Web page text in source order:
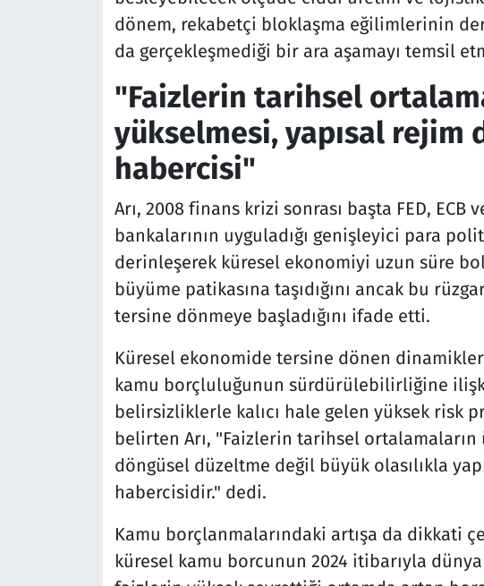
dönem, rekabetçi bloklaşma eğilimlerinin
da gerçekleşmediği bir ara aşamayı temsil
"Faizlerin tarihsel
yükselmesi, yapısal rejim
habercisi"
Arı, 2008 finans krizi sonrası başta FED, ECB
bankalarının uyguladığı genişleyici para
derinleşerek küresel ekonomiyi uzun süre
büyüme patikasına taşıdığını ancak bu
tersine dönmeye başladığını ifade etti.
Küresel ekonomide tersine dönen
kamu borçluluğunun sürdürülebilirliğine
belirsizliklerle kalıcı hale gelen yüksek risk
belirten Arı, "Faizlerin tarihsel
döngüsel düzeltme değil büyük olasılıkla
habercisidir." dedi.
Kamu borçlanmalarındaki artışa da dikkati
küresel kamu borcunun 2024 itibarıyla dünya